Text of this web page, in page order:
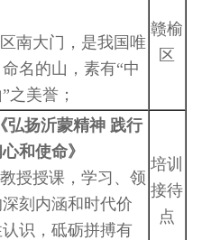
南大门，是我国唯
名的山，素有“中
之美誉；
赣榆
区
弘扬沂蒙精神 践行
和使命》
授授课，学习、领
刻内涵和时代价
识，砥砺拼搏有
培训
接待
点